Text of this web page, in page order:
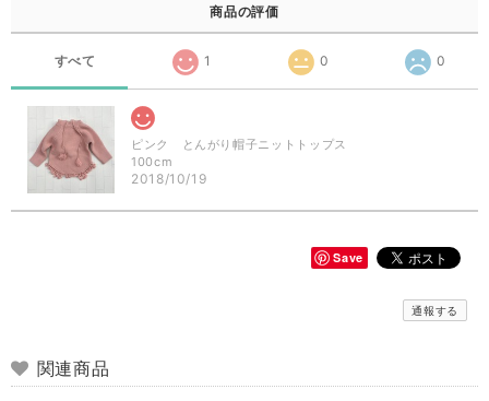
商品の評価
すべて 1 0 0
ピンク とんがり帽子ニットトップス
100cm
2018/10/19
Save
通報する
関連商品